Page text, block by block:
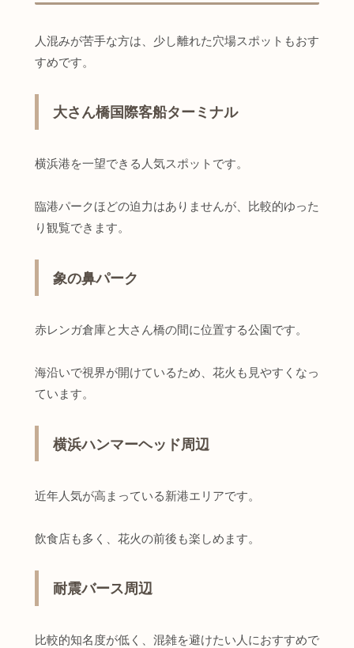
人混みが苦手な方は、少し離れた穴場スポットもおす
すめです。
大さん橋国際客船ターミナル
横浜港を一望できる人気スポットです。
臨港パークほどの迫力はありませんが、比較的ゆった
り観覧できます。
象の鼻パーク
赤レンガ倉庫と大さん橋の間に位置する公園です。
海沿いで視界が開けているため、花火も見やすくなっ
ています。
横浜ハンマーヘッド周辺
近年人気が高まっている新港エリアです。
飲食店も多く、花火の前後も楽しめます。
耐震バース周辺
比較的知名度が低く、混雑を避けたい人におすすめで